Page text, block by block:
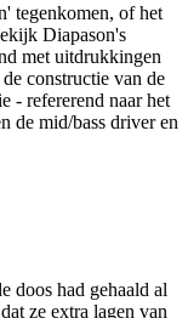
tegenkomen, of het
Diapason's
met uitdrukkingen
constructie van de
- refererend naar het
de mid/bass driver en
doos had gehaald al
ze extra lagen van